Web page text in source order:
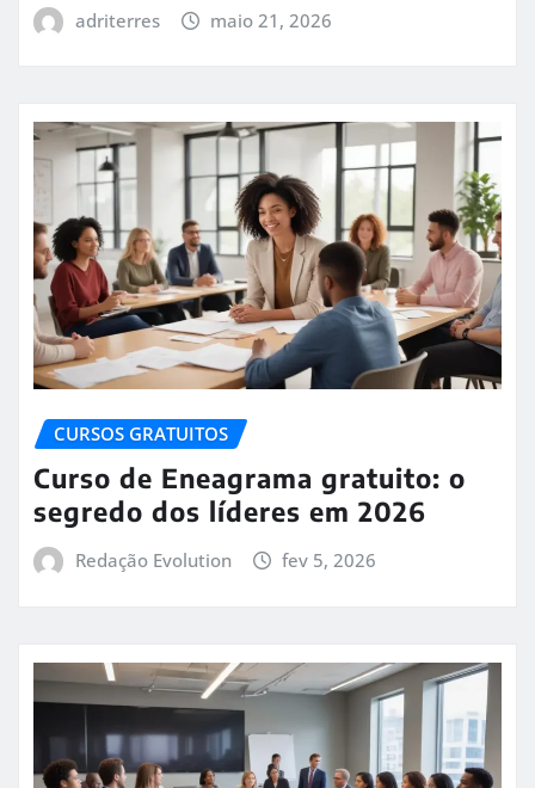
adriterres maio 21, 2026
CURSOS GRATUITOS
Curso de Eneagrama gratuito: o
segredo dos líderes em 2026
Redação Evolution fev 5, 2026